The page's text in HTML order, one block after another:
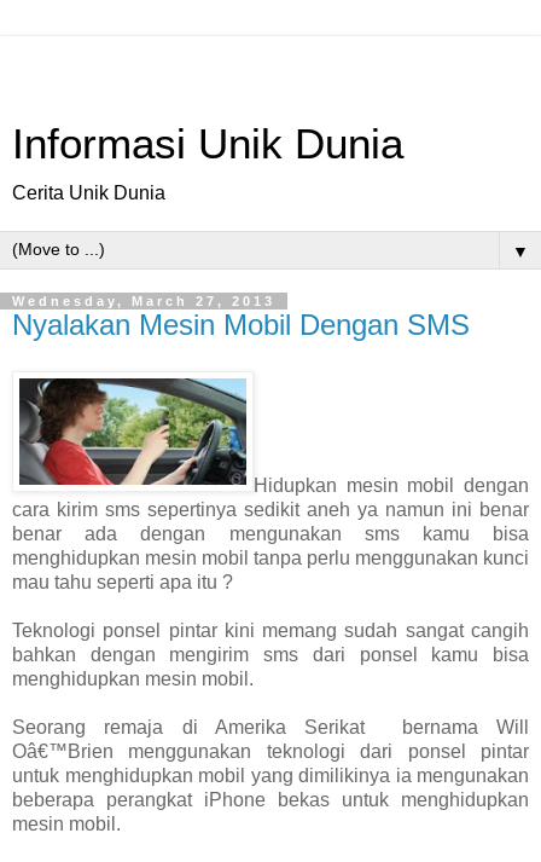
Informasi Unik Dunia
Cerita Unik Dunia
▼
Wednesday, March 27, 2013
Nyalakan Mesin Mobil Dengan SMS
Hidupkan mesin mobil dengan
cara kirim sms sepertinya sedikit aneh ya namun ini benar
benar ada dengan mengunakan sms kamu bisa
menghidupkan mesin mobil tanpa perlu menggunakan kunci
mau tahu seperti apa itu ?
Teknologi ponsel pintar kini memang sudah sangat cangih
bahkan dengan mengirim sms dari ponsel kamu bisa
menghidupkan mesin mobil.
Seorang remaja di Amerika Serikat bernama Will
Oâ€™Brien menggunakan teknologi dari ponsel pintar
untuk menghidupkan mobil yang dimilikinya ia mengunakan
beberapa perangkat iPhone bekas untuk menghidupkan
mesin mobil.